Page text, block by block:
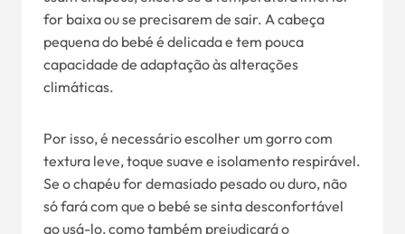
for baixa ou se precisarem de sair. A cabeça
pequena do bebé é delicada e tem pouca
capacidade de adaptação às alterações
climáticas.
Por isso, é necessário escolher um gorro com
textura leve, toque suave e isolamento respirável.
Se o chapéu for demasiado pesado ou duro, não
só fará com que o bebé se sinta desconfortável
ao usá-lo, como também prejudicará o